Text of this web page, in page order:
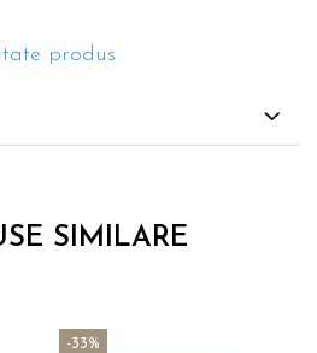
produs
SIMILARE
-33%